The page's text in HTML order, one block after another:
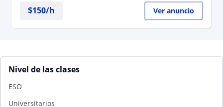
$150/h Ver anuncio
Nivel de las clases
ESO
Universitarios